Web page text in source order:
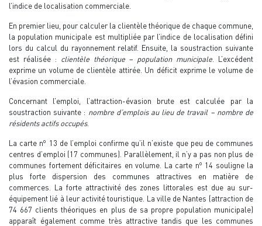
l’indice de localisation commerciale.
En premier lieu, pour calculer la clientèle théorique de chaque commune,
la population municipale est multipliée par l’indice de localisation défini
lors du calcul du rayonnement relatif. Ensuite, la soustraction suivante
est réalisée : clientèle théorique – population municipale . L’excédent
exprime un volume de clientèle attirée. Un déficit exprime le volume de
l’évasion commerciale.
Concernant l’emploi, l’attraction-évasion brute est calculée par la
soustraction suivante : nombre d’emplois au lieu de travail – nombre de
résidents actifs occupés.
La carte no 13 de l’emploi confirme qu’il n’existe que peu de communes
centres d’emploi (17 communes). Parallèlement, il n’y a pas non plus de
communes fortement déficitaires en volume. La carte no 14 souligne la
plus forte dispersion des communes attractives en matière de
commerces. La forte attractivité des zones littorales est due au sur-
équipement lié à leur activité touristique. La ville de Nantes (attraction de
74 667 clients théoriques en plus de sa propre population municipale)
apparaît également comme très attractive tandis que les communes